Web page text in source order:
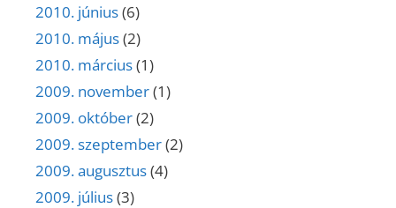
2010. június(6)
2010. május(2)
2010. március(1)
2009. november(1)
2009. október(2)
2009. szeptember(2)
2009. augusztus(4)
2009. július(3)